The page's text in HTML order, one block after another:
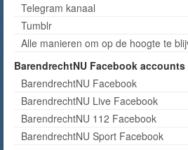
Telegram kanaal
Tumblr
Alle manieren om op de hoogte te
BarendrechtNU Facebook accounts
BarendrechtNU Facebook
BarendrechtNU Live Facebook
BarendrechtNU 112 Facebook
BarendrechtNU Sport Facebook